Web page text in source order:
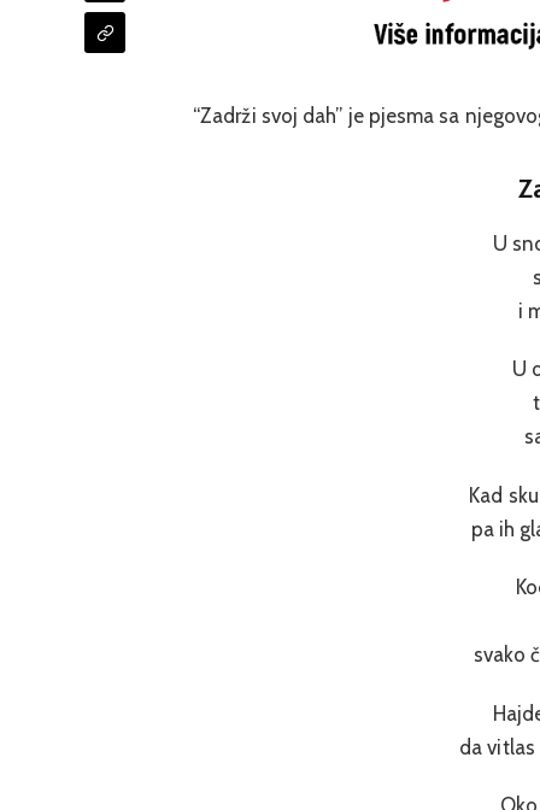
“Zadrži svoj dah” je pjesma sa
U
i
U
Kad
pa ih
svako
da vitlas